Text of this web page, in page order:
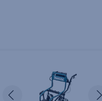
Edellinen